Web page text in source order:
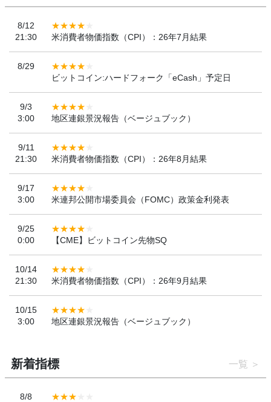
8/12
21:30
米消費者物価指数（CPI）：26年7月結果
8/29
ビットコイン:ハードフォーク「eCash」予定日
9/3
3:00
地区連銀景況報告（ベージュブック）
9/11
21:30
米消費者物価指数（CPI）：26年8月結果
9/17
3:00
米連邦公開市場委員会（FOMC）政策金利発表
9/25
0:00
【CME】ビットコイン先物SQ
10/14
21:30
米消費者物価指数（CPI）：26年9月結果
10/15
3:00
地区連銀景況報告（ベージュブック）
新着指標 一覧
8/8